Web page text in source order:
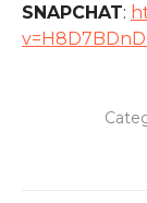
SNAPCHAT: